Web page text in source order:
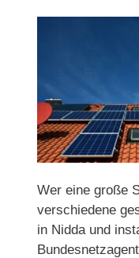
Wer eine große
verschiedene
in Nidda und